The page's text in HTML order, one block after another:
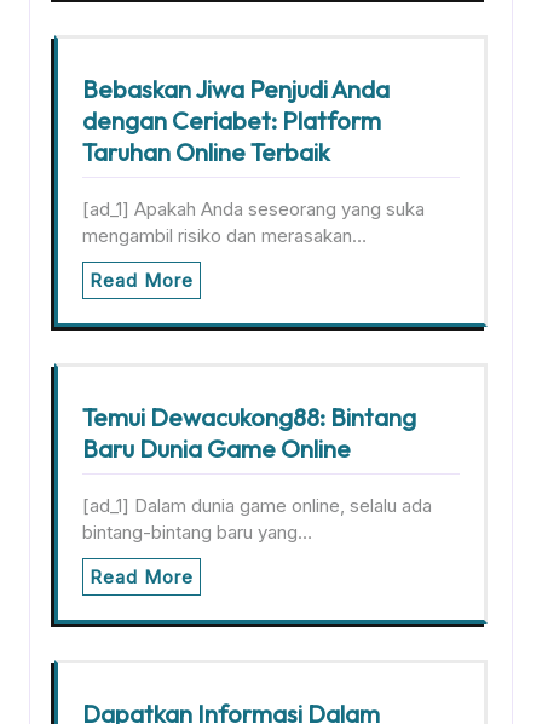
Bebaskan Jiwa Penjudi Anda
dengan Ceriabet: Platform
Taruhan Online Terbaik
[ad_1] Apakah Anda seseorang yang suka
mengambil risiko dan merasakan…
Read More
Temui Dewacukong88: Bintang
Baru Dunia Game Online
[ad_1] Dalam dunia game online, selalu ada
bintang-bintang baru yang…
Read More
Dapatkan Informasi Dalam